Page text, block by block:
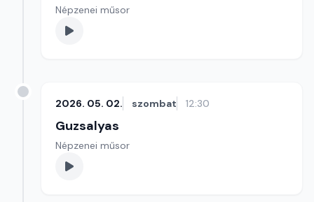
Népzenei műsor
2026. 05. 02. szombat 12:30
Guzsalyas
Népzenei műsor